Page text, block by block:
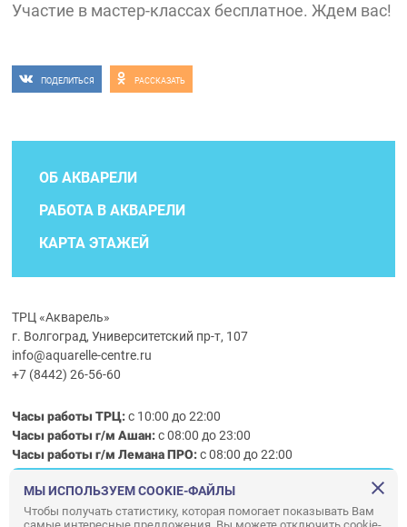
Участие в мастер-классах бесплатное. Ждем вас!
ПОДЕЛИТЬСЯ РАССКАЗАТЬ
ОБ АКВАРЕЛИ
РАБОТА В АКВАРЕЛИ
КАРТА ЭТАЖЕЙ
ТРЦ «Акварель»
г. Волгоград, Университетский пр-т, 107
info@aquarelle-centre.ru
+7 (8442) 26-56-60
Часы работы ТРЦ:с 10:00 до 22:00
Часы работы г/м Ашан:с 08:00 до 23:00
Часы работыг/мЛемана ПРО:с 08:00 до 22:00
Правила посещения ТРЦ «Акварель»
МЫ ИСПОЛЬЗУЕМ COOKIE-ФАЙЛЫ
Чтобы получать статистику, которая помогает показывать Вам